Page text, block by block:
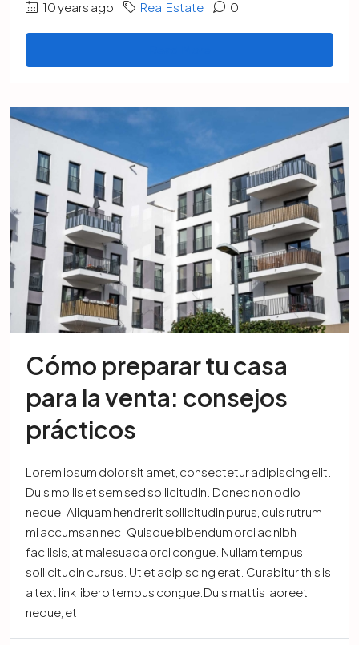
10 years ago Real Estate 0
Cómo preparar tu casa
para la venta: consejos
prácticos
Lorem ipsum dolor sit amet, consectetur adipiscing elit.
Duis mollis et sem sed sollicitudin. Donec non odio
neque. Aliquam hendrerit sollicitudin purus, quis rutrum
mi accumsan nec. Quisque bibendum orci ac nibh
facilisis, at malesuada orci congue. Nullam tempus
sollicitudin cursus. Ut et adipiscing erat. Curabitur this is
a text link libero tempus congue.Duis mattis laoreet
neque, et...